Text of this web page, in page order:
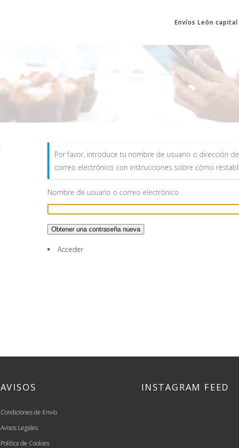
Envíos León capital
Por favor, introduce tu nombre de usuario o dirección
correo electrónico con instrucciones sobre cómo
Nombre de usuario o correo electrónico
Obtener una contraseña nueva
Acceder
AVISOS
Condiciones de Envío
Avisos Legales
Política de Cookies
INSTAGRAM FEED